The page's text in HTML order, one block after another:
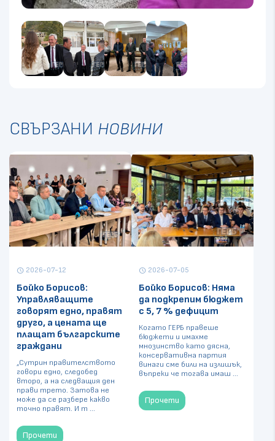
СВЪРЗАНИ НОВИНИ
schedule 2026-07-12
Бойко Борисов:
Управляващите
говорят едно, правят
друго, а цената ще
плащат българските
граждани
„Сутрин правителството
говори едно, следобед
второ, а на следващия ден
прави трето. Затова не
може да се разбере какво
точно правят. И т ...
Прочети
schedule 2026-07-05
Бойко Борисов: Няма
да подкрепим бюджет
с 5, 7 % дефицит
Когато ГЕРБ правеше
бюджети и имахме
мнозинство като дясна,
консервативна партия
винаги сме били на излишък,
въпреки че тогава имаш ...
Прочети